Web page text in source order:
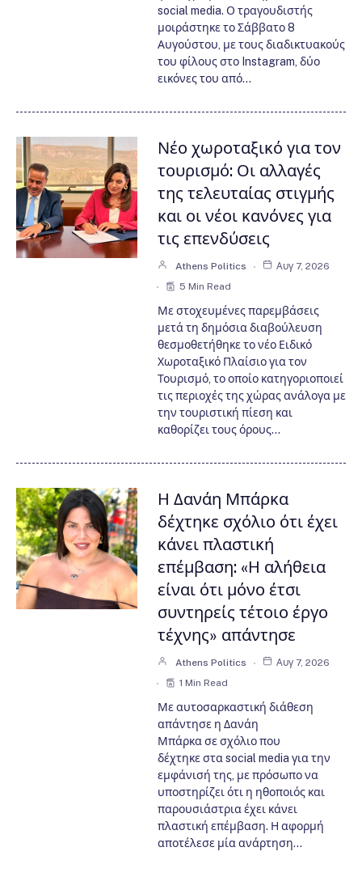
social media. Ο τραγουδιστής
μοιράστηκε το Σάββατο 8
Αυγούστου, με τους διαδικτυακούς
του φίλους στο Instagram, δύο
εικόνες του από…
Νέο χωροταξικό για τον
τουρισμό: Οι αλλαγές
της τελευταίας στιγμής
και οι νέοι κανόνες για
τις επενδύσεις
Athens Politics
Αυγ 7, 2026
5 Min Read
Με στοχευμένες παρεμβάσεις
μετά τη δημόσια διαβούλευση
θεσμοθετήθηκε το νέο Ειδικό
Χωροταξικό Πλαίσιο για τον
Τουρισμό, το οποίο κατηγοριοποιεί
τις περιοχές της χώρας ανάλογα με
την τουριστική πίεση και
καθορίζει τους όρους…
Η Δανάη Μπάρκα
δέχτηκε σχόλιο ότι έχει
κάνει πλαστική
επέμβαση: «Η αλήθεια
είναι ότι μόνο έτσι
συντηρείς τέτοιο έργο
τέχνης» απάντησε
Athens Politics
Αυγ 7, 2026
1 Min Read
Με αυτοσαρκαστική διάθεση
απάντησε η Δανάη
Μπάρκα σε σχόλιο που
δέχτηκε στα social media για την
εμφάνισή της, με πρόσωπο να
υποστηρίζει ότι η ηθοποιός και
παρουσιάστρια έχει κάνει
πλαστική επέμβαση. Η αφορμή
αποτέλεσε μία ανάρτηση…